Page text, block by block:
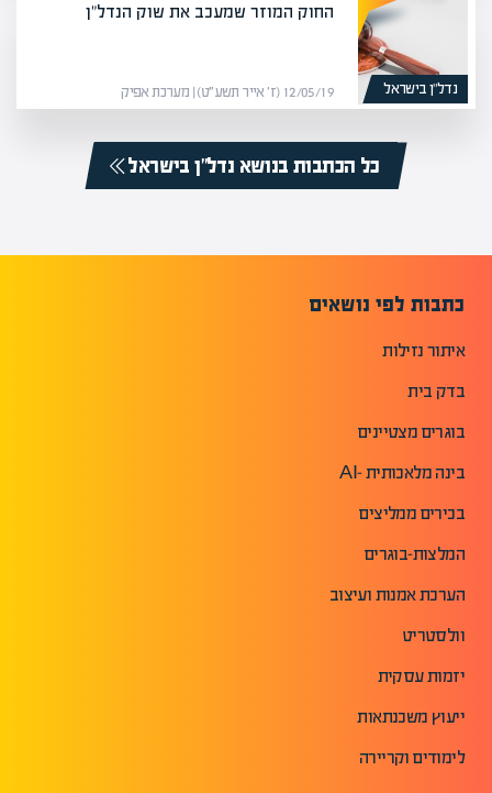
נדל”ן בישראל
החוק המוזר שמעכב את שוק הנדל"ן
12/05/19 (ז׳ אייר תשע״ט) | מערכת אפיק
כל הכתבות בנושא נדל”ן בישראל
כתבות לפי נושאים
איתור נזילות
בדק בית
בוגרים מצטיינים
בינה מלאכותית -AI
בכירים ממליצים
המלצות-בוגרים
הערכת אמנות ועיצוב
וולסטריט
יזמות עסקית
ייעוץ משכנתאות
לימודים וקריירה